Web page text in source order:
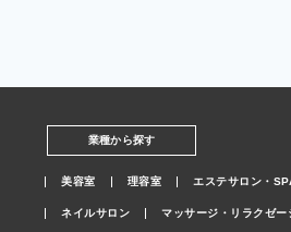
業種から探す
美容室 理容室 エステサロン・
ネイルサロン マッサージ・リラクゼー